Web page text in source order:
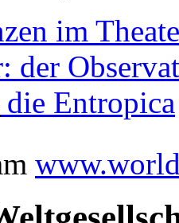
im
der
Entropica